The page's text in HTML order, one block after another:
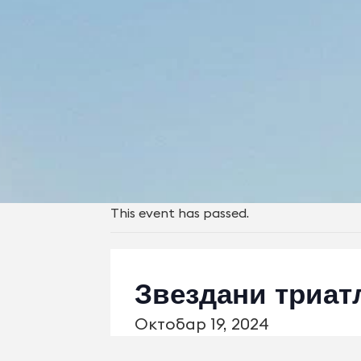
This event has passed.
Звездани
Октобар 19, 2024